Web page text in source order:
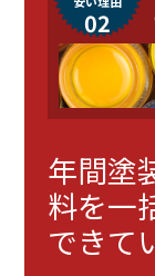
02
年間塗
料を一
できて